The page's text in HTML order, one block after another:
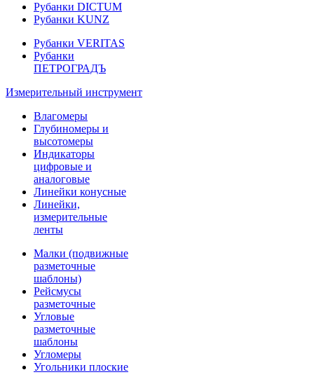
Рубанки DICTUM
Рубанки KUNZ
Рубанки VERITAS
Рубанки
ПЕТРОГРАДЪ
Измерительный инструмент
Влагомеры
Глубиномеры и
высотомеры
Индикаторы
цифровые и
аналоговые
Линейки конусные
Линейки,
измерительные
ленты
Малки (подвижные
разметочные
шаблоны)
Рейсмусы
разметочные
Угловые
разметочные
шаблоны
Угломеры
Угольники плоские